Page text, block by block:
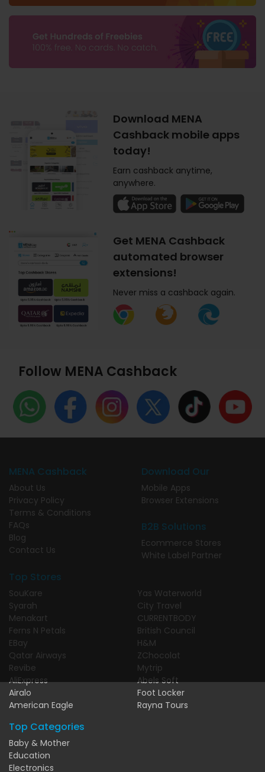
Download MENA
Cashback mobile apps
today!
Earn cashback anytime,
anywhere.
Get MENA Cashback
automated browser
extensions!
Never miss a cashback again.
Follow MENA Cashback
MENA Cashback
About Us
Privacy Policy
Terms & Conditions
FAQs
Blog
Contact Us
Download Our
Mobile Apps
Browser Extensions
B2B Solutions
Ecommerce Stores
White Label Partner
Top Stores
SouKare
Syarah
Menakart
Ferns N Petals
EBay
Qatar Airways
Revibe
AliExpress
Airalo
American Eagle
Yas Waterworld
City Travel
CURRENTBODY
British Council
H&M
ZChocolat
Mytrip
Abels Soft
Foot Locker
Rayna Tours
Top Categories
Baby & Mother
Education
Electronics